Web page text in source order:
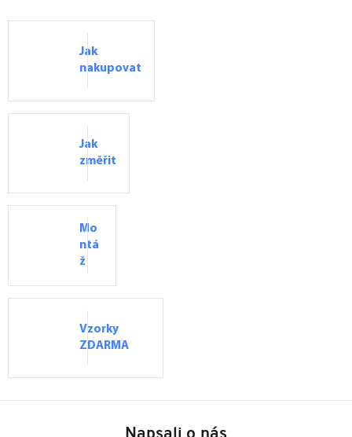
Jak
nakupovat
Jak
změřit
Mo
ntá
ž
Vzorky
ZDARMA